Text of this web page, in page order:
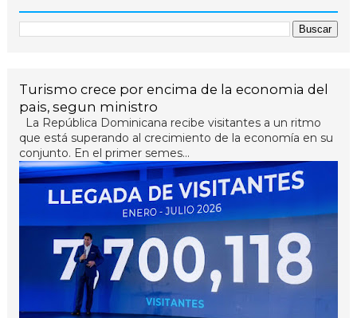
Turismo crece por encima de la economia del
pais, segun ministro
La República Dominicana recibe visitantes a un ritmo
que está superando al crecimiento de la economía en su
conjunto. En el primer semes...